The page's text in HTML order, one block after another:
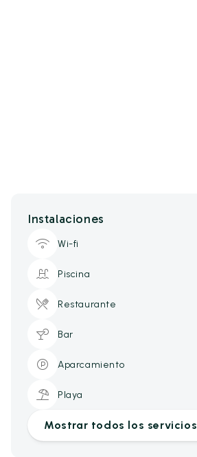
Instalaciones
Wi-fi
Piscina
Restaurante
Bar
Aparcamiento
Playa
Mostrar todos los servicios